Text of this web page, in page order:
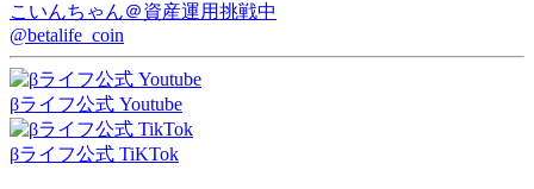
こいんちゃん＠資産運用挑戦中
@betalife_coin
βライフ公式 Youtube
βライフ公式 TiKTok